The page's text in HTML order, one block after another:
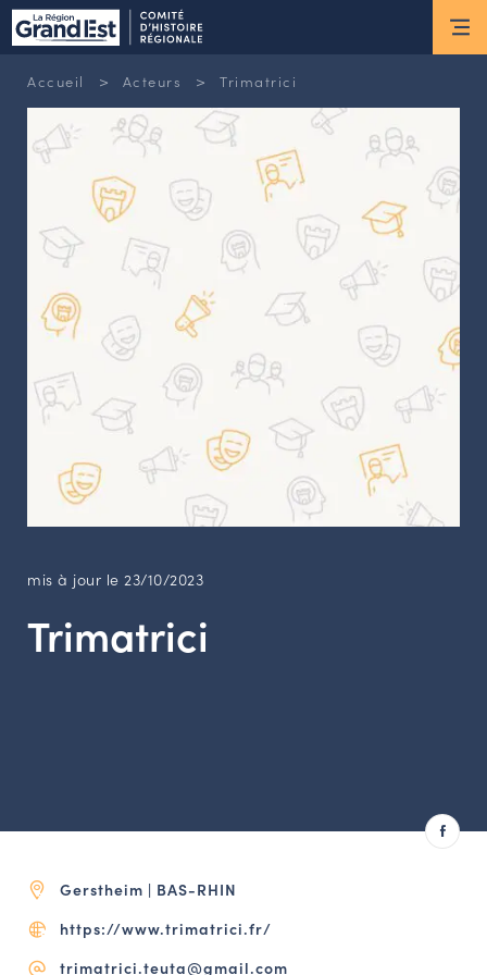
ESPACE MEMBRE
Actus
ACTUALITÉS DU MOMENT
RETOUR SUR LES DERNIÈRES
NEWSLETTERS
INSCRIPTION À LA NEWSLETTER
Nous connaître
LES MISSIONS DU CHR
L’ÉQUIPE DU CHR
LE CONSEIL DES ASSOCIATIONS
LE CONSEIL SCIENTIFIQUE
LES ACTIONS PHARES
CONTACT
Agenda
Annuaire
Espace acteurs
Accueil > Acteurs > Trimatrici
mis à jour le 23/10/2023
Trimatrici
Gerstheim | BAS-RHIN
https://www.trimatrici.fr/
trimatrici.teuta@gmail.com